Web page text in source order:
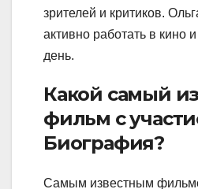
зрителей и критиков.
активно работать в кино
день.
Какой самый
фильм с
Биография?
Самым известным